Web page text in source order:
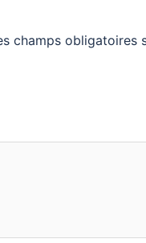
champs obligatoires